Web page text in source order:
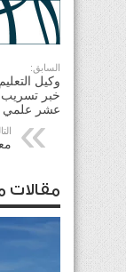
السابق:
وكيل
خبر تسريب
عشر علمي
مقالات